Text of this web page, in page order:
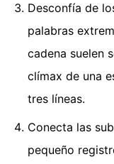
Desconfía de
palabras
cadena suelen
clímax de una
tres líneas.
Conecta las
pequeño